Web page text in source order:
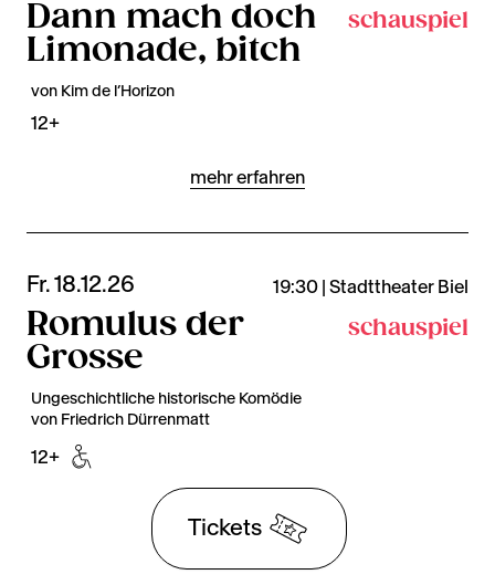
Dann mach doch
Limonade, bitch
schauspiel
von Kim de l’Horizon
12+
mehr erfahren
Fr. 18.12.26 19:30 | Stadttheater Biel
Romulus der
Grosse
schauspiel
Ungeschichtliche historische Komödie
von Friedrich Dürrenmatt
12+
Tickets